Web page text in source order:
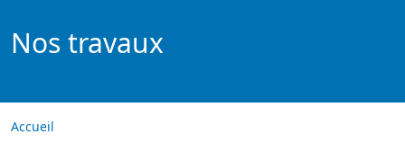
Nos travaux
Accueil